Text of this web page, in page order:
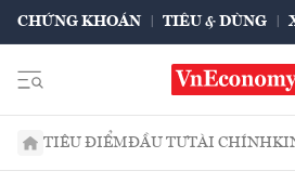
CHỨNG KHOÁN TIÊU & DÙNG
TIÊU ĐIỂMĐẦU TƯTÀI CHÍNH